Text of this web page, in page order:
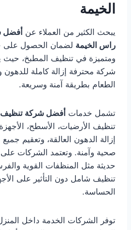
الخيمة
يبحث الكثير من العملاء عن أفضل
راس الخيمة لضمان الحصول على
ومتميزة في تنظيف المطبخ، حيث
شركة محترفة إزالة كاملة للدهون
الطعام بطريقة آمنة وسريعة.
تشمل خدمات أفضل شركة
تنظيف الأرضيات، الأسطح، الأجهزة
إزالة الدهون العالقة، وتعقيم
صحية وآمنة. وتعتمد الشركات
حديثة مثل المنظفات القوية
تنظيف شامل دون التأثير على
الحساسة.
توفر الشركات الخدمة داخل